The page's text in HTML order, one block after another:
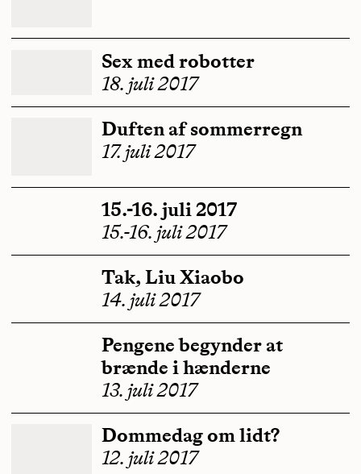
Sex med robotter
18. juli 2017
Duften af sommerregn
17. juli 2017
15.-16. juli 2017
15.-16. juli 2017
Tak, Liu Xiaobo
14. juli 2017
Pengene begynder at
brænde i hænderne
13. juli 2017
Dommedag om lidt?
12. juli 2017